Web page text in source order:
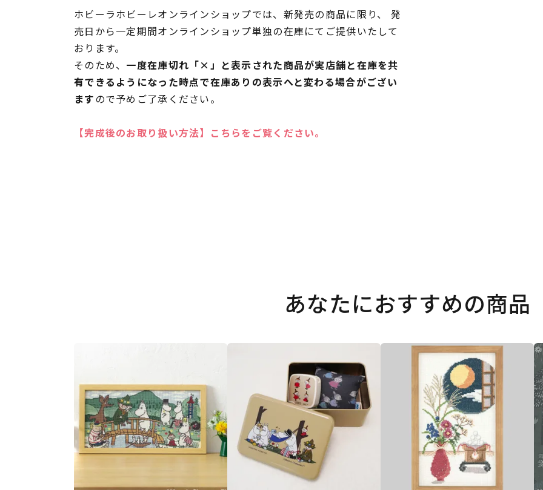
ホビーラホビーレオンラインショップでは、新発売の商品に限り、 発
売日から一定期間オンラインショップ単独の在庫にてご提供いたして
おります。
そのため、 一度在庫切れ「×」と表示された商品が実店舗と在庫を共
有できるようになった時点で在庫ありの表示へと変わる場合がござい
ますので予めご了承ください。
【完成後のお取り扱い方法】こちらをご覧ください。
あなたにおすすめの商品